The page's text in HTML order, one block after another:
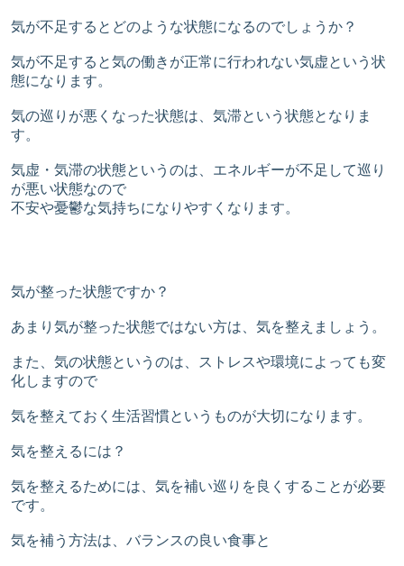
気が不足するとどのような状態になるのでしょうか？
気が不足すると気の働きが正常に行われない気虚という状
態になります。
気の巡りが悪くなった状態は、気滞という状態となりま
す。
気虚・気滞の状態というのは、エネルギーが不足して巡り
が悪い状態なので
不安や憂鬱な気持ちになりやすくなります。
気が整った状態ですか？
あまり気が整った状態ではない方は、気を整えましょう。
また、気の状態というのは、ストレスや環境によっても変
化しますので
気を整えておく生活習慣というものが大切になります。
気を整えるには？
気を整えるためには、気を補い巡りを良くすることが必要
です。
気を補う方法は、バランスの良い食事と